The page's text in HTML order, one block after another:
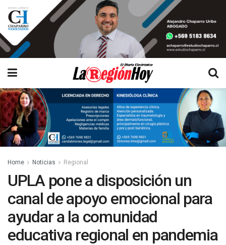
Home Noticias Regional
UPLA pone a disposición un
canal de apoyo emocional para
ayudar a la comunidad
educativa regional en pandemia